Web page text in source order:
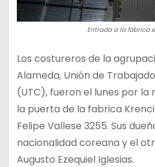
Entrada a la fábrica
Los costureros de la
Alameda, Unión de
(UTC), fueron el lunes por
la puerta de la fabrica
Felipe Vallese 3255. Sus
nacionalidad coreana y el
Augusto Ezequiel Iglesias.